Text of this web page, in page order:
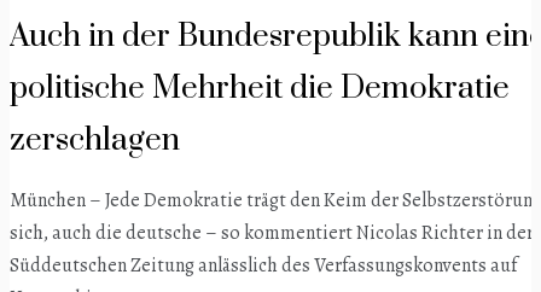
Auch in der Bundesrepublik kann
politische Mehrheit die Demokratie
zerschlagen
München – Jede Demokratie trägt den Keim der
sich, auch die deutsche – so kommentiert Nicolas Richter in der
Süddeutschen Zeitung anlässlich des Verfassungskonvents auf